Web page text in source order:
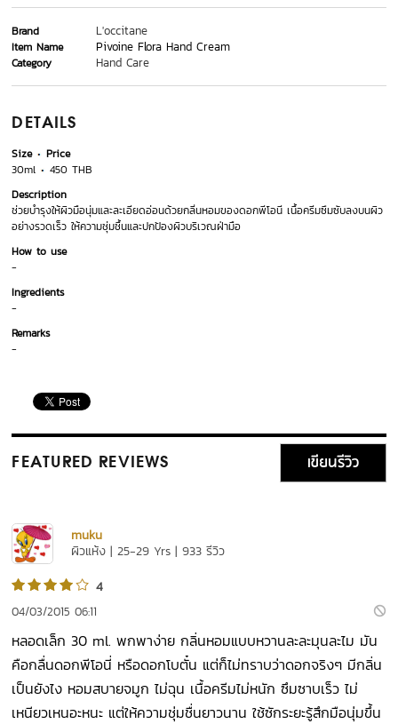
Brand L'occitane
Item Name Pivoine Flora Hand Cream
Category Hand Care
DETAILS
Size
Price
30ml
450 THB
Description
ช่วยบำรุงให้ผิวมือนุ่มและละเอียดอ่อนด้วยกลิ่นหอมของดอกพีโอนี เนื้อครีมซึมซับลงบนผิว
อย่างรวดเร็ว ให้ความชุ่มชื้นและปกป้องผิวบริเวณฝ่ามือ
How to use
-
Ingredients
-
Remarks
-
FEATURED REVIEWS เขียนรีวิว
muku
ผิวแห้ง | 25-29 Yrs | 933 รีวิว
4
04/03/2015 06:11
หลอดเล็ก 30 ml. พกพาง่าย กลิ่นหอมแบบหวานละละมุนละไม มัน
คือกลื่นดอกพีโอนี่ หรือดอกโบตั๋น แต่ก็ไม่ทราบว่าดอกจริงๆ มีกลิ่น
เป็นยังไง หอมสบายจมูก ไม่ฉุน เนื้อครีมไม่หนัก ซึมซาบเร็ว ไม่
เหนียวเหนอะหนะ แต่ให้ความชุ่มชื่นยาวนาน ใช้ซักระยะรู้สึกมือนุ่มขึ้น